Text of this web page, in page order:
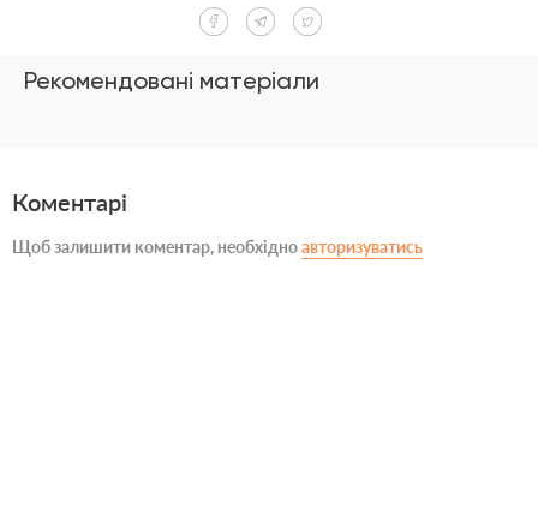
Рекомендовані матеріали
Коментарі
Щоб залишити коментар, необхідноавторизуватись